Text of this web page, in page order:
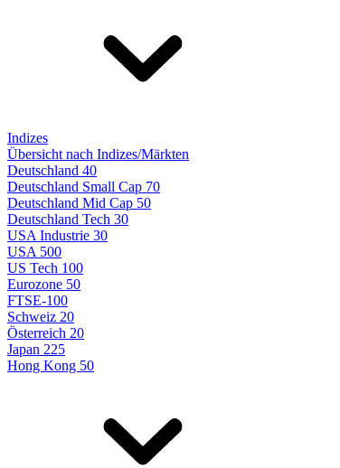
Indizes
Übersicht nach Indizes/Märkten
Deutschland 40
Deutschland Small Cap 70
Deutschland Mid Cap 50
Deutschland Tech 30
USA Industrie 30
USA 500
US Tech 100
Eurozone 50
FTSE-100
Schweiz 20
Österreich 20
Japan 225
Hong Kong 50